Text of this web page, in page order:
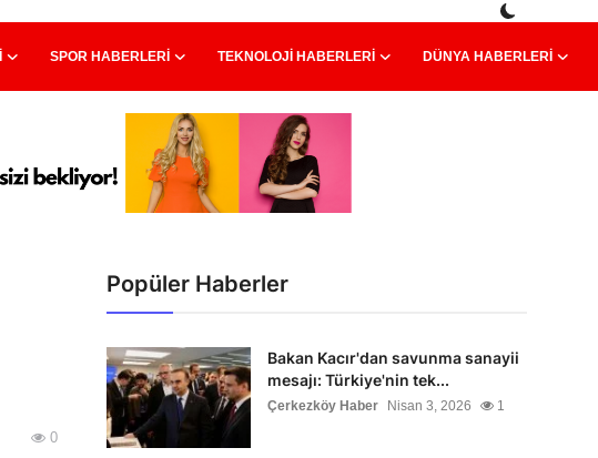
SPOR HABERLERI TEKNOLOJI HABERLERI DÜNYA HABERLERI
0
Popüler Haberler
Bakan Kacır'dan savunma sanayii
mesajı: Türkiye'nin tek...
Çerkezköy Haber Nisan 3, 2026 1